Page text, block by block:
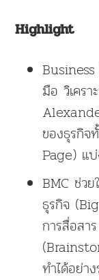
Highlight
มือ วิเคร
ของธุรกิจ
Page) แ
BMC ช่ว
ธุรกิจ
การสื่อสา
ทำได้อย่าง